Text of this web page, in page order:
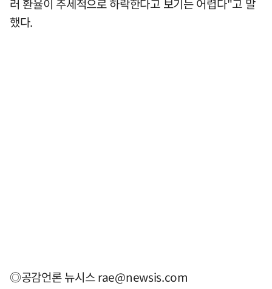
러 환율이 추세적으로 하락한다고 보기는 어렵다"고 말
했다.
◎공감언론 뉴시스rae@newsis.com